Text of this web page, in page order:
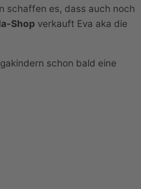
schaffen es, dass auch noch
Shop verkauft Eva aka die
schon bald eine